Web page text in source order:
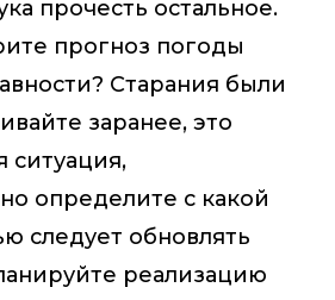
прочесть остальное.
прогноз погоды
Старания были
заранее, это
ситуация,
определите с какой
следует обновлять
реализацию